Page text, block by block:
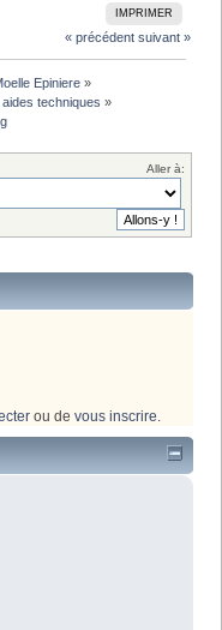
IMPRIMER
« précédent suivant »
Epiniere »
techniques »
Aller à:
ou de vous inscrire.